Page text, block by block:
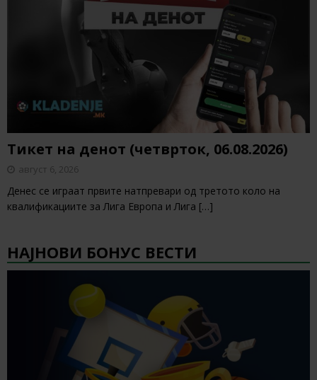
Тикет на денот (четврток, 06.08.2026)
август 6, 2026
Денес се играат првите натпревари од третото коло на
квалификациите за Лига Европа и Лига […]
НАЈНОВИ БОНУС ВЕСТИ